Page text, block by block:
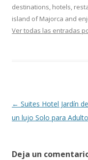
destinations, hotels,
island of Majorca and
Ver todas las entradas
Navegación
de
← Suites Hotel Jardín
un lujo Solo para
Deja un